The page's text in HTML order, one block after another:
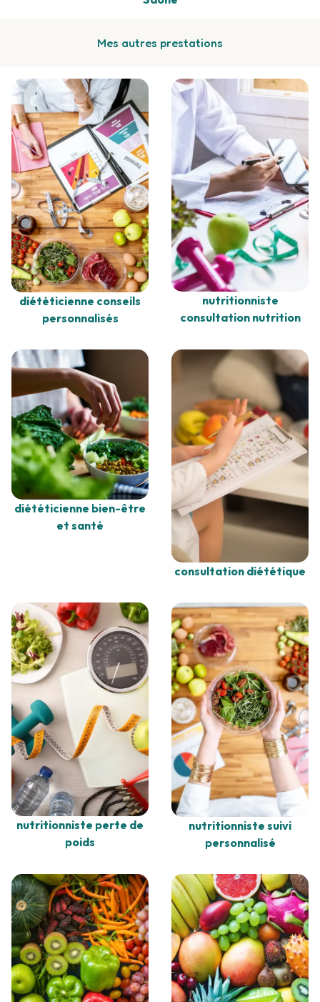
Mes autres prestations
diététicienne conseils
personnalisés
nutritionniste
consultation nutrition
diététicienne bien-être
et santé
consultation diététique
nutritionniste perte de
poids
nutritionniste suivi
personnalisé